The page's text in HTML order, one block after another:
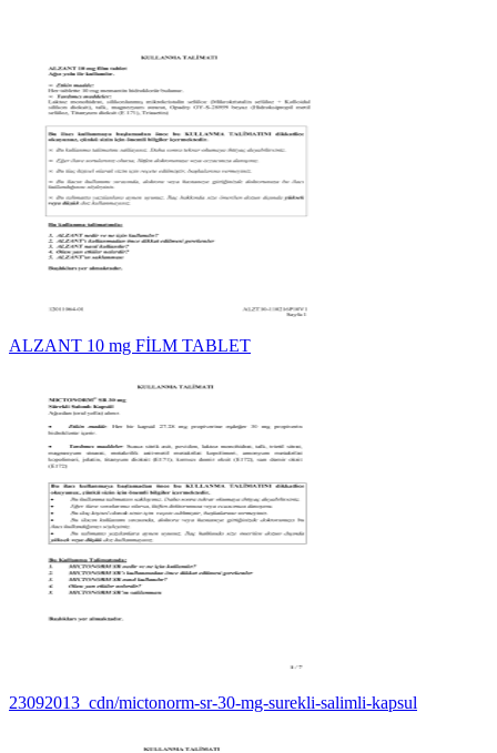
ALZANT 10 mg FİLM TABLET
23092013_cdn/mictonorm-sr-30-mg-surekli-salimli-kapsul